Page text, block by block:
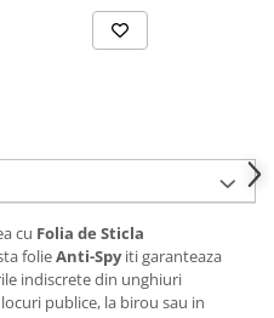
cu Folia de Sticla
folieAnti-Spyiti garanteaza
indiscrete din unghiuri
publice, la birou sau in